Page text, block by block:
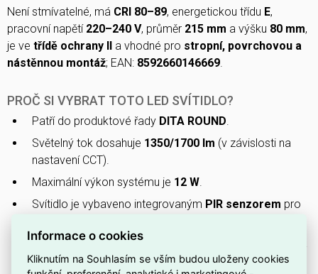
Není stmívatelné, má CRI 80–89, energetickou třídu E,
pracovní napětí 220–240 V, průměr 215 mm a výšku 80 mm,
je ve třídě ochrany II a vhodné pro stropní, povrchovou a
nástěnnou montáž; EAN: 8592660146669.
PROČ SI VYBRAT TOTO LED SVÍTIDLO?
Patří do produktové řady DITA ROUND.
Světelný tok dosahuje 1350/1700 lm (v závislosti na
nastavení CCT).
Maximální výkon systému je 12 W.
Svítidlo je vybaveno integrovaným PIR senzorem pro
Přední stupeň krytíIP65
zajišťuje ochranu proti prachu a
stříkající vodě.
Informace o cookies
Kliknutím na Souhlasím se vším budou uloženy cookies